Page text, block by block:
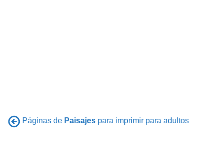
Páginas de Paisajes para imprimir para adultos